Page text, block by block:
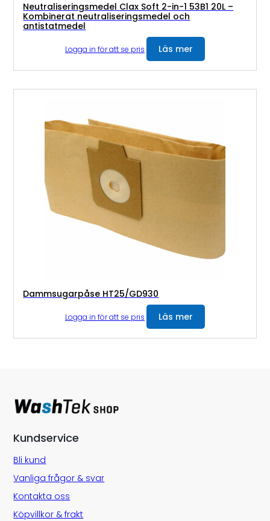
Neutraliseringsmedel Clax Soft 2-in-1 53B1 20L –
Kombinerat neutraliseringsmedel och
antistatmedel
Logga in för att se pris Läs mer
Dammsugarpåse HT25/GD930
Logga in för att se pris Läs mer
Kundservice
Bli kund
Vanliga frågor & svar
Kontakta oss
Köpvillkor & frakt